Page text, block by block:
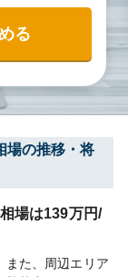
る
場の推移・将
場は139万円/
また、周辺エリア